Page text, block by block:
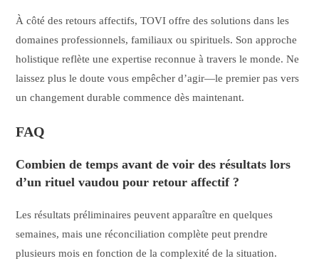
À côté des retours affectifs, TOVI offre des solutions dans les
domaines professionnels, familiaux ou spirituels. Son approche
holistique reflète une expertise reconnue à travers le monde. Ne
laissez plus le doute vous empêcher d’agir—le premier pas vers
un changement durable commence dès maintenant.
FAQ
Combien de temps avant de voir des résultats lors
d’un rituel vaudou pour retour affectif ?
Les résultats préliminaires peuvent apparaître en quelques
semaines, mais une réconciliation complète peut prendre
plusieurs mois en fonction de la complexité de la situation.